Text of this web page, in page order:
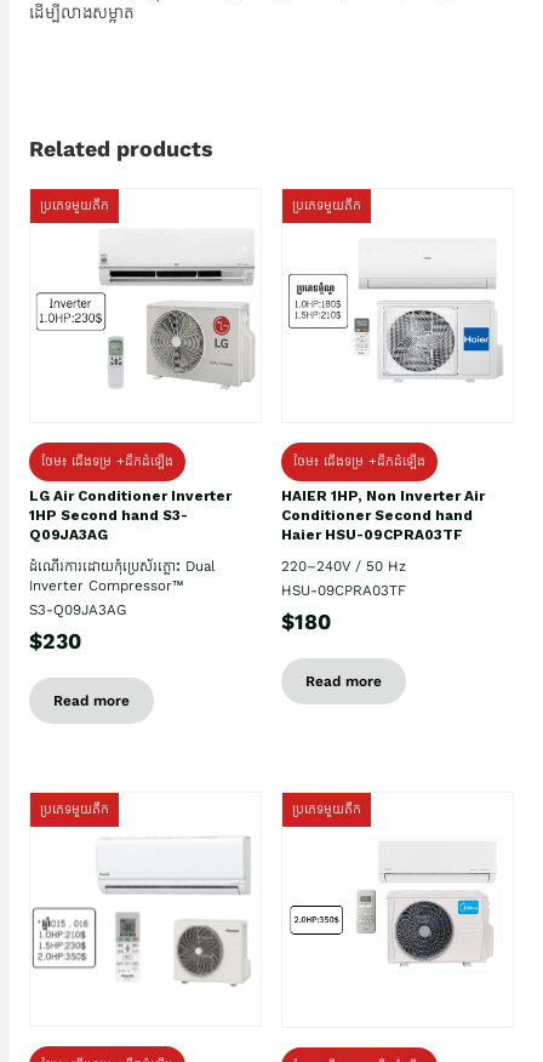
ដើម្បីលាងសម្អាត
Related products
ប្រភេទមួយតឹក
ថែម៖ ជើងទម្រ +ដឹកដំឡើង
LG Air Conditioner Inverter
1HP Second hand S3-
Q09JA3AG
ដំណើរការដោយកុំប្រេស័រភ្លោះ Dual
Inverter Compressor™
S3-Q09JA3AG
$230
Read more
ប្រភេទមួយតឹក
ថែម៖ ជើងទម្រ +ដឹកដំឡើង
HAIER 1HP, Non Inverter Air
Conditioner Second hand
Haier HSU-09CPRA03TF
220–240V / 50 Hz
HSU-09CPRA03TF
$180
Read more
ប្រភេទមួយតឹក ប្រភេទមួយតឹក